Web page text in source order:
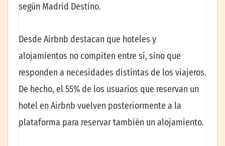
según Madrid Destino.
Desde Airbnb destacan que hoteles y
alojamientos no compiten entre sí, sino que
responden a necesidades distintas de los viajeros.
De hecho, el 55% de los usuarios que reservan un
hotel en Airbnb vuelven posteriormente a la
plataforma para reservar también un alojamiento.